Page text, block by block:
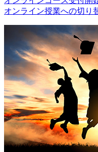
オンライン授業への切り